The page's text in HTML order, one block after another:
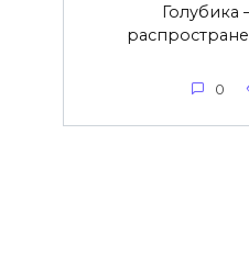
Голубика
0